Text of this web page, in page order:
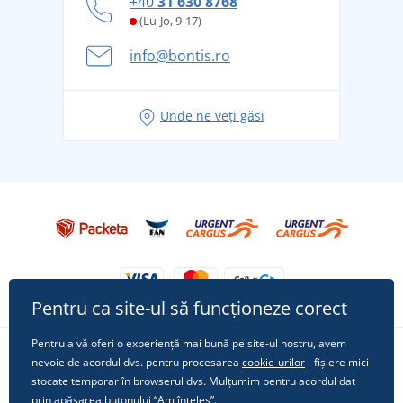
și în siguranță
Aventura de vară începe cu bagajul - pregătiți-vă
pentru vacanță fără griji
Tricoul preferat City în rol principal: ținute pentru
(Lu-Jo, 9-17)
info@bontis.ro
Unde ne veți găsi
Urmărește-ne pe rețelele sociale
Pentru ca site-ul să funcționeze corect
Pentru a vă oferi o experiență mai bună pe site-ul nostru, avem
nevoie de acordul dvs. pentru procesarea cookie-urilor- fișiere mici
stocate temporar în browserul dvs. Mulțumim pentru acordul dat
prin apăsarea butonului “Am înțeles”.